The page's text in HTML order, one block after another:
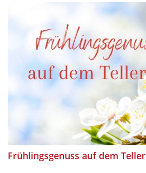
Frühlingsgenuss auf dem Teller